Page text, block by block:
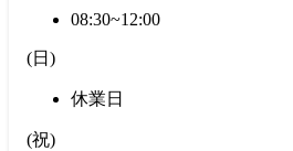
08:30~12:00
(日 )
休業日
(祝)